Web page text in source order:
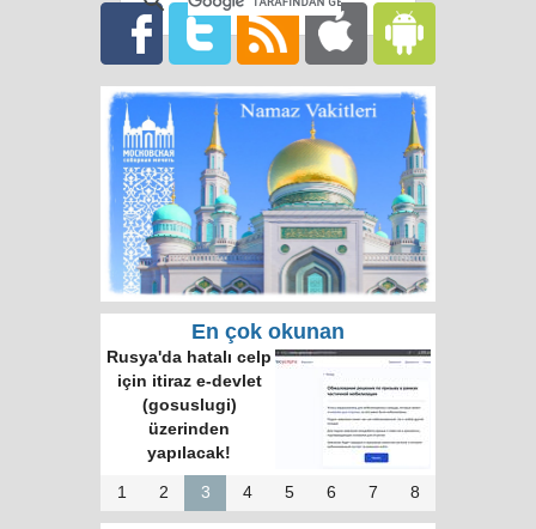
En çok okunan
Rusya'da hatalı celp
için itiraz e-devlet
(gosuslugi)
üzerinden
yapılacak!
1 2 3 4 5 6 7 8